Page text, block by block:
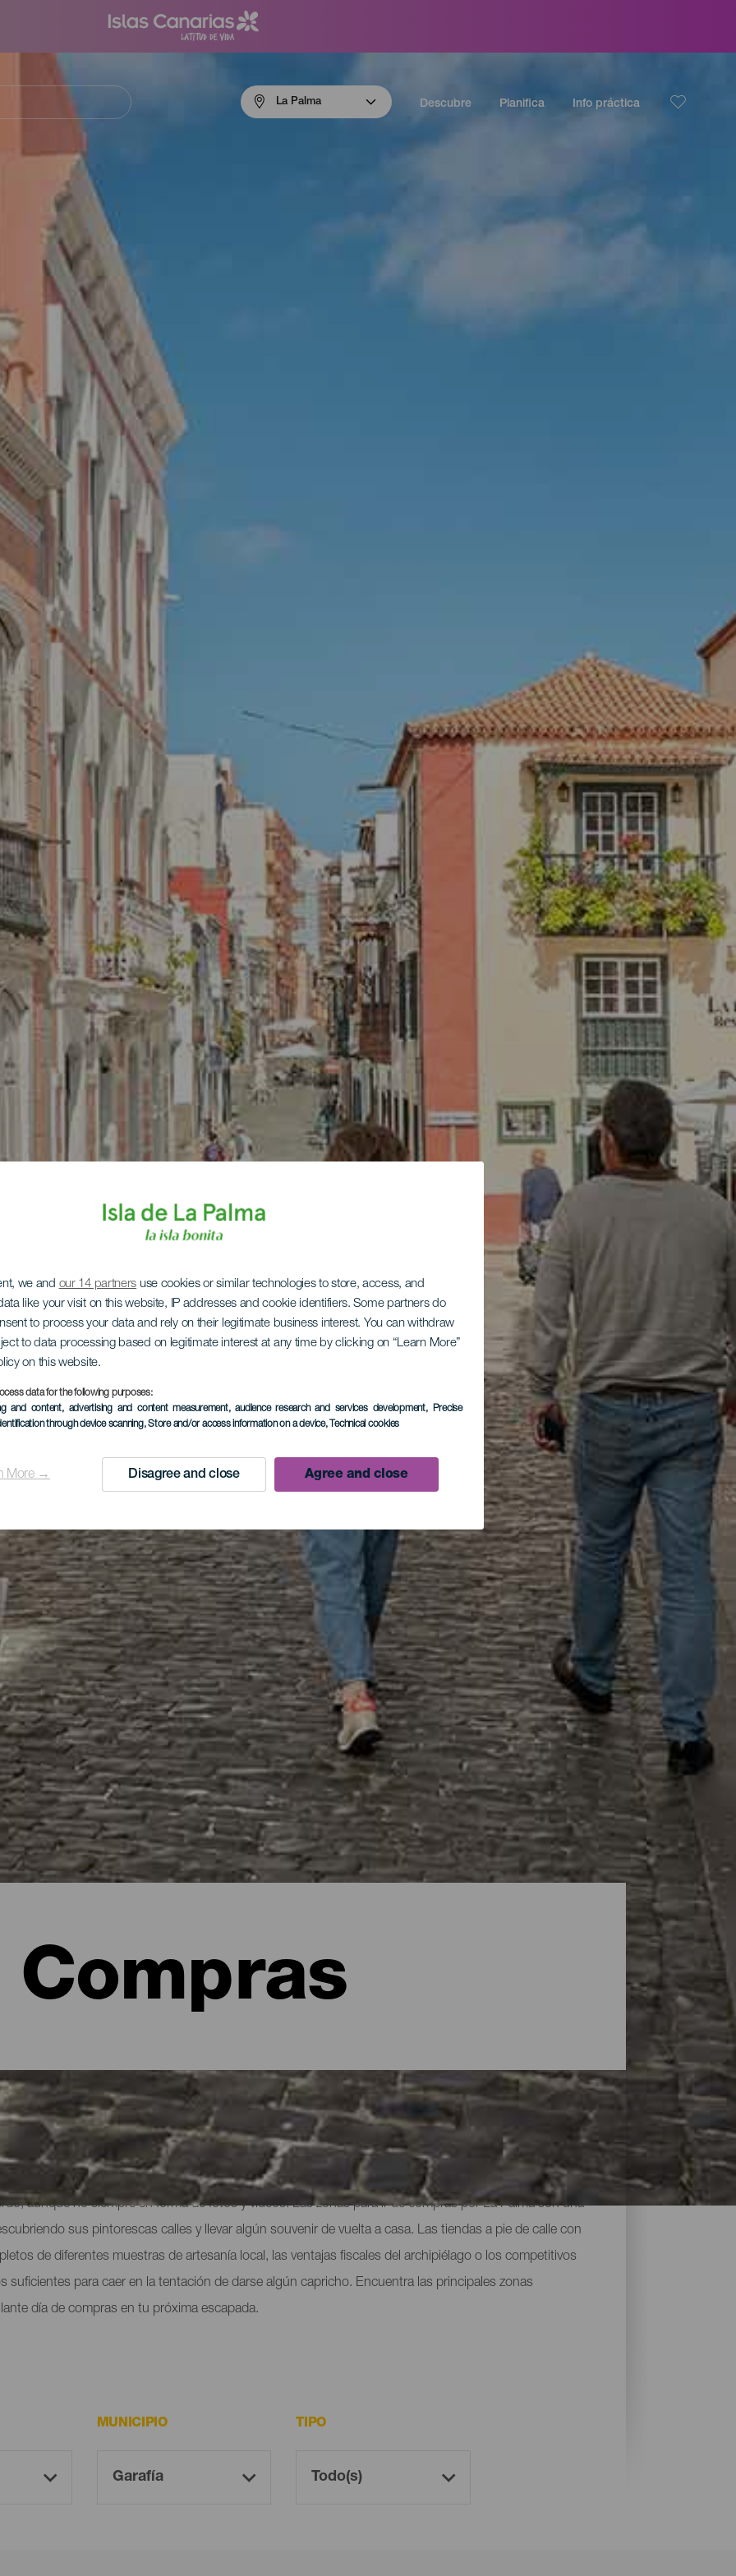
we and our 14 partners use cookies or similar technologies to store, access, and
like your visit on this website, IP addresses and cookie identifiers. Some partners do
to process your data and rely on their legitimate business interest. You can withdraw
to data processing based on legitimate interest at any time by clicking on “Learn More”
on this website.
data for the following purposes:
and content, advertising and content measurement, audience research and services development, Precise
through device scanning, Store and/or access information on a device, Technical cookies
More → Disagree and close Agree and close
La Palma Descubre Planifica Info práctica
Compras
La Palma
aunque no siempre en forma de fotos y vídeos. Las zonas para ir de compras por La Palma son una
sus pintorescas calles y llevar algún souvenir de vuelta a casa. Las tiendas a pie de calle con
de diferentes muestras de artesanía local, las ventajas fiscales del archipiélago o los competitivos
para caer en la tentación de darse algún capricho. Encuentra las principales zonas
día de compras en tu próxima escapada.
MUNICIPIO TIPO